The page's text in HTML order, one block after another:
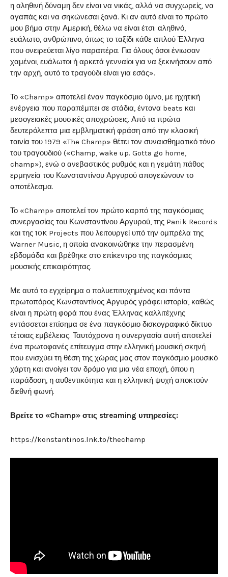
η αληθινή δύναμη δεν είναι να νικάς, αλλά να συγχωρείς, να
αγαπάς και να σηκώνεσαι ξανά. Κι αν αυτό είναι το πρώτο
μου βήμα στην Αμερική, θέλω να είναι έτσι: αληθινό,
ευάλωτο, ανθρώπινο, όπως το ταξίδι κάθε απλού Έλληνα
που ονειρεύεται λίγο παραπέρα. Για όλους όσοι ένιωσαν
χαμένοι, ευάλωτοι ή αρκετά γενναίοι για να ξεκινήσουν από
την αρχή, αυτό το τραγούδι είναι για εσάς».
Το «Champ» αποτελεί έναν παγκόσμιο ύμνο, με ηχητική
ενέργεια που παραπέμπει σε στάδια, έντονα beats και
μεσογειακές μουσικές αποχρώσεις. Από τα πρώτα
δευτερόλεπτα μια εμβληματική φράση από την κλασική
ταινία του 1979 «The Champ» θέτει τον συναισθηματικό τόνο
του τραγουδιού («Champ, wake up. Gotta go home,
champ»), ενώ ο ανεβαστικός ρυθμός και η γεμάτη πάθος
ερμηνεία του Κωνσταντίνου Αργυρού απογειώνουν το
αποτέλεσμα.
Το «Champ» αποτελεί τον πρώτο καρπό της παγκόσμιας
συνεργασίας του Κωνσταντίνου Αργυρού, της Panik Records
και της 10K Projects που λειτουργεί υπό την ομπρέλα της
Warner Music, η οποία ανακοινώθηκε την περασμένη
εβδομάδα και βρέθηκε στο επίκεντρο της παγκόσμιας
μουσικής επικαιρότητας.
Με αυτό το εγχείρημα ο πολυεπιτυχημένος και πάντα
πρωτοπόρος Κωνσταντίνος Αργυρός γράφει ιστορία, καθώς
είναι η πρώτη φορά που ένας Έλληνας καλλιτέχνης
εντάσσεται επίσημα σε ένα παγκόσμιο δισκογραφικό δίκτυο
τέτοιας εμβέλειας. Ταυτόχρονα η συνεργασία αυτή αποτελεί
ένα πρωτοφανές επίτευγμα στην ελληνική μουσική σκηνή
που ενισχύει τη θέση της χώρας μας στον παγκόσμιο μουσικό
χάρτη και ανοίγει τον δρόμο για μια νέα εποχή, όπου η
παράδοση, η αυθεντικότητα και η ελληνική ψυχή αποκτούν
διεθνή φωνή.
Βρείτε το «Champ» στις streaming υπηρεσίες:
https://konstantinos.lnk.to/thechamp